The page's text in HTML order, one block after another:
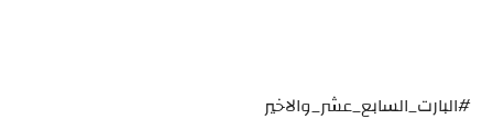
#البارت_السابع_عشر_والاخير